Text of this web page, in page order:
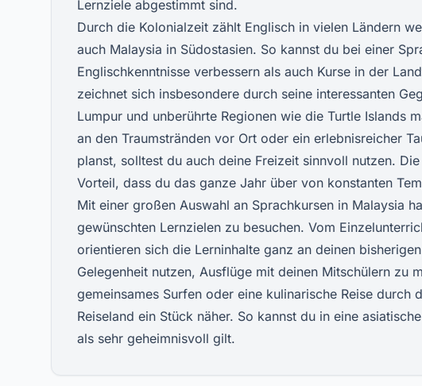
Lernziele abgestimmt sind.
Durch die Kolonialzeit zählt Englisch in vielen Ländern
auch Malaysia in Südostasien. So kannst du bei einer
Englischkenntnisse verbessern als auch Kurse in der
zeichnet sich insbesondere durch seine interessanten
Lumpur und unberührte Regionen wie die Turtle Islands
an den Traumstränden vor Ort oder ein erlebnisreicher
planst, solltest du auch deine Freizeit sinnvoll nutzen.
Vorteil, dass du das ganze Jahr über von konstanten
Mit einer großen Auswahl an Sprachkursen in Malaysia
gewünschten Lernzielen zu besuchen. Vom
orientieren sich die Lerninhalte ganz an deinen
Gelegenheit nutzen, Ausflüge mit deinen Mitschülern zu
gemeinsames Surfen oder eine kulinarische Reise
Reiseland ein Stück näher. So kannst du in eine
als sehr geheimnisvoll gilt.